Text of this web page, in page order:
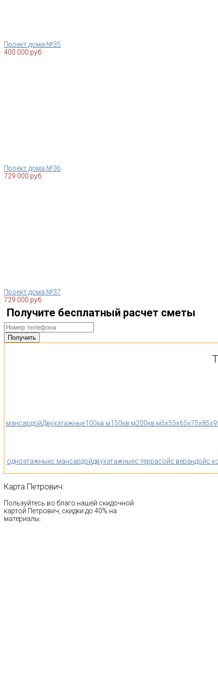
Проект дома №35
400 000 руб.
Проект дома №36
729 000 руб.
Проект дома №37
729 000 руб.
Получите бесплатный расчет сметы
мансардойДвухэтажные100кв.м150кв.м200кв.м5x55x65x75x85x9
одноэтажныес мансардойдвухэтажныес террасойс верандойс
Карта Петрович:
Пользуйтесь во благо нашей скидочной
картой Петрович, скидки до 40% на
материалы.